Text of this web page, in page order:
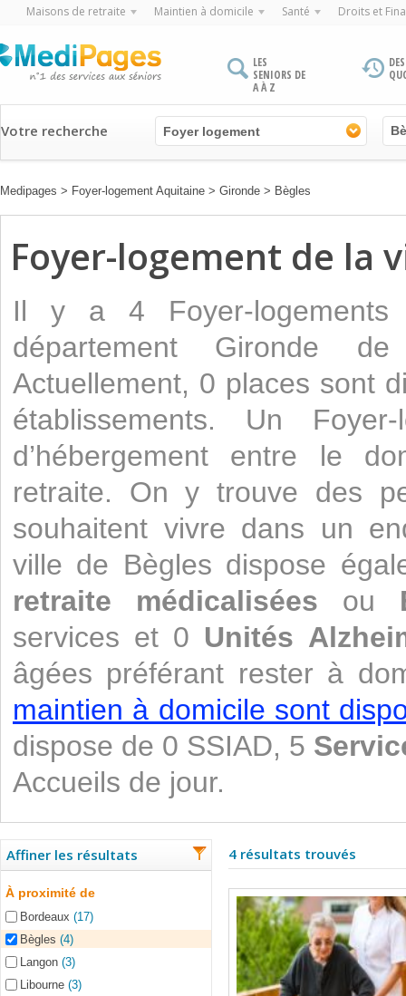
Maisons de retraite Maintien à domicile Santé Droits et
LES
SENIORS DE
A À Z
Votre recherche Foyer logement
Medipages > Foyer-logement Aquitaine > Gironde > Bègles
Foyer-logement de la
Il y a 4 Foyer-
département Gironde
Actuellement, 0 places sont
établissements. Un
d’hébergement entre le
retraite. On y trouve des
souhaitent vivre dans un
ville de Bègles dispose
retraite médicalisées ou
services et 0 Unités
âgées préférant rester à
maintien à domicile sont
dispose de 0 SSIAD, 5
Accueils de jour.
Affiner les résultats
À proximité de
Bordeaux (17)
Bègles (4)
Langon (3)
Libourne (3)
4 résultats trouvés